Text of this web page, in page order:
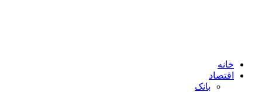
خانه
اقتصاد
بانک